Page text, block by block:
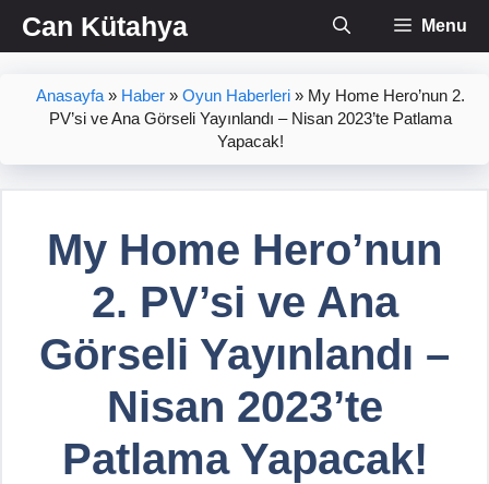
İçeriğe
atlaCan Kütahya Menu
Anasayfa» Haber» Oyun Haberleri» My Home Hero’nun 2.
PV’si ve Ana Görseli Yayınlandı – Nisan 2023’te Patlama
Yapacak!
My Home Hero’nun
2. PV’si ve Ana
Görseli Yayınlandı –
Nisan 2023’te
Patlama Yapacak!